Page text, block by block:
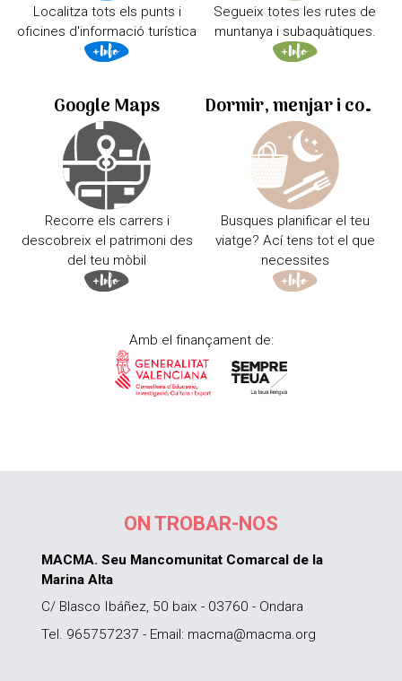
Localitza tots els punts i
oficines d'informació turística
Segueix totes les rutes de
muntanya i subaquàtiques.
Google Maps
Recorre els carrers i
descobreix el patrimoni des
del teu mòbil
Dormir, menjar i comprar
Busques planificar el teu
viatge? Ací tens tot el que
necessites
Amb el finançament de:
ON TROBAR-NOS
MACMA. Seu Mancomunitat Comarcal de la
Marina Alta
C/ Blasco Ibáñez, 50 baix - 03760 - Ondara
Tel. 965757237 - Email: macma@macma.org